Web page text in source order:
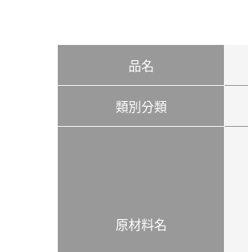
品名
類別分類
原材料名